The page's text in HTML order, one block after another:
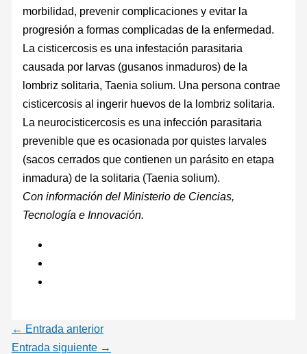
morbilidad, prevenir complicaciones y evitar la
progresión a formas complicadas de la enfermedad.
La cisticercosis es una infestación parasitaria
causada por larvas (gusanos inmaduros) de la
lombriz solitaria, Taenia solium. Una persona contrae
cisticercosis al ingerir huevos de la lombriz solitaria.
La neurocisticercosis es una infección parasitaria
prevenible que es ocasionada por quistes larvales
(sacos cerrados que contienen un parásito en etapa
inmadura) de la solitaria (Taenia solium).
Con información del Ministerio de Ciencias,
Tecnología e Innovación.
← Entrada anterior
Entrada siguiente →